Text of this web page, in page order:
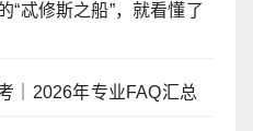
“忒修斯之船”，就看懂了
｜2026年专业FAQ汇总